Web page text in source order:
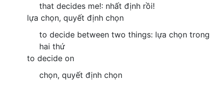
that decides me!: nhất định rồi!
lựa chọn, quyết định chọn
to decide between two things: lựa chọn trong
hai thứ
to decide on
chọn, quyết định chọn